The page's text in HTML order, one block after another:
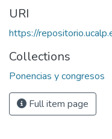
URI
https://
Collections
Ponencias y congresos
Full item page